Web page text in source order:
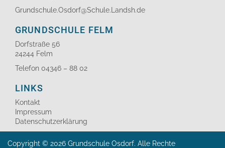
Grundschule.Osdorf@Schule.Landsh.de
GRUNDSCHULE FELM
Dorfstraße 56
24244 Felm
Telefon 04346 – 88 02
LINKS
Kontakt
Impressum
Datenschutzerklärung
Copyright © 2026 Grundschule Osdorf. Alle Rechte